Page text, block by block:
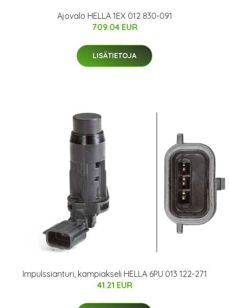
Ajovalo HELLA 1EX 012 830-091
709.04 EUR
LISÄTIETOJA
Impulssianturi, kampiakseli HELLA 6PU 013 122-271
41.21 EUR